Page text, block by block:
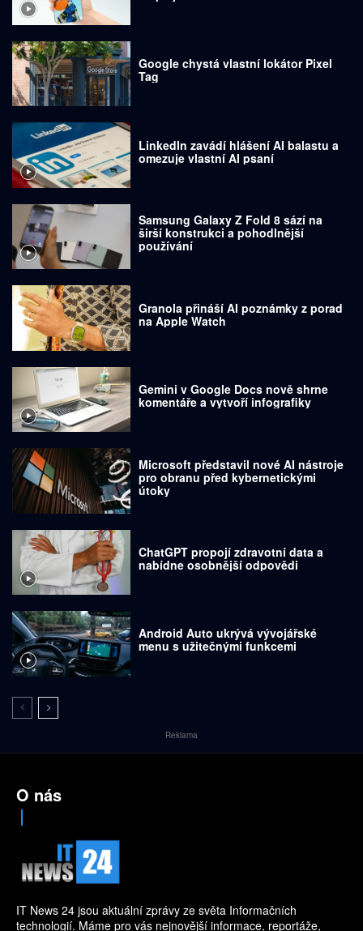
Google chystá vlastní lokátor Pixel
Tag
LinkedIn zavádí hlášení AI balastu a
omezuje vlastní AI psaní
Samsung Galaxy Z Fold 8 sází na
širší konstrukci a pohodlnější
používání
Granola přináší AI poznámky z porad
na Apple Watch
Gemini v Google Docs nově shrne
komentáře a vytvoří infografiky
Microsoft představil nové AI nástroje
pro obranu před kybernetickými
útoky
ChatGPT propojí zdravotní data a
nabídne osobnější odpovědi
Android Auto ukrývá vývojářské
menu s užitečnými funkcemi
Reklama
O nás
IT News 24 jsou aktuální zprávy ze světa Informačních
technologií. Máme pro vás nejnovější informace, reportáže,